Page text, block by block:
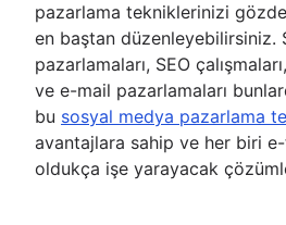
pazarlama tekniklerinizi
en baştan düzenleyebilirsiniz.
pazarlamaları, SEO
ve e-mail pazarlamaları
bu sosyal medya pazarlama
avantajlara sahip ve her biri
oldukça işe yarayacak